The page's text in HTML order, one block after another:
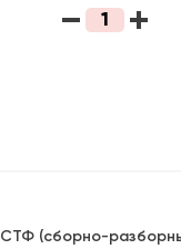
(сборно-